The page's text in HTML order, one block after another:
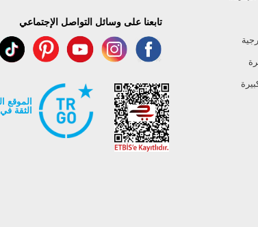
تابعنا على وسائل التواصل الإجتماعي
الموقع
الثقة في